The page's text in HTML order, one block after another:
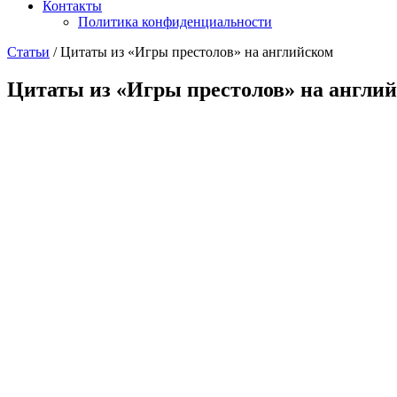
Контакты
Политика конфиденциальности
Статьи / Цитаты из «Игры престолов» на английском
Цитаты из «Игры престолов» на